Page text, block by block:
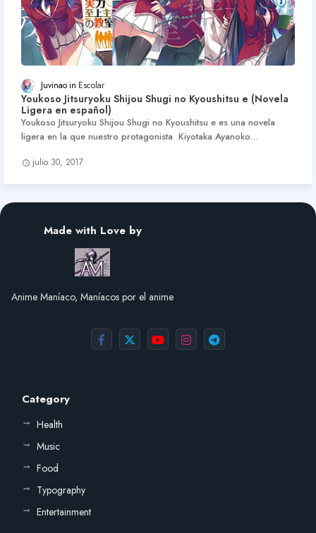
Juvinao Escolar
Youkoso Jitsuryoku Shijou Shugi no Kyoushitsu e (Novela
Ligera en español)
Youkoso Jitsuryoku Shijou Shugi no Kyoushitsu e es una novela
ligera en la que nuestro protagonista Kiyotaka Ayanoko…
julio 30, 2017
Made with Love by
Anime Maníaco, Maníacos por el anime
Category
Health
Music
Food
Typography
Entertainment